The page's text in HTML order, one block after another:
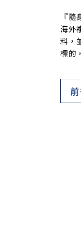
『
海外
料，
標的